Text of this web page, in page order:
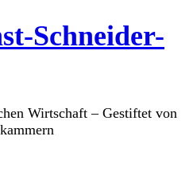
Schneider-
Wirtschaft – Gestiftet von